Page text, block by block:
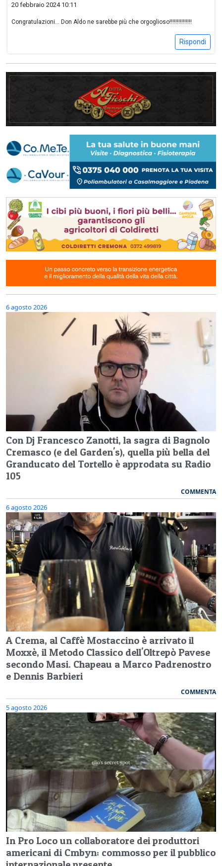
20 febbraio 2024 10:11
Congratulazioni... Don Aldo ne sarebbe più che orgoglioso!!!!!!!!!!!!!!!
Rispondi
6 agosto 2026
Con Dj Francesco Zanotti, la sagra di Bagnolo
Cremasco (e del Garden's), quella più bella del
Granducato del Tortello è approdata su Radio
105
COMMENTA
6 agosto 2026
A Crema, al Caffè Mostaccino è arrivato il
Moxxè, il Metodo Classico dell'Oltrepò Pavese
secondo Masi. Chapeau a Marco Padrenostro
e Dennis Barbieri
COMMENTA
5 agosto 2026
In Pro Loco un collaboratore dei produttori
americani di Cmbyn: commosso per il pubblico